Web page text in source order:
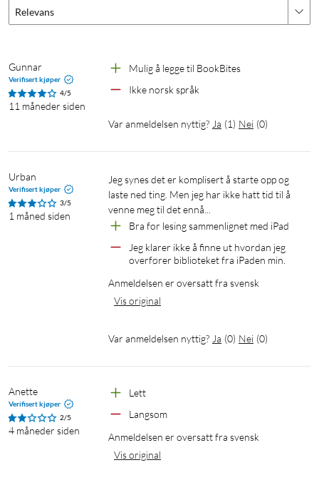
Spesifikasjoner
Skjerm: 6" E Ink Carta 1300
RAM: 2 GB
Lagring: 32 GB intern lagring
Operativsystem: Android 11
Tilkobling: Wi-Fi (2,4 GHz + 5 GHz), Bluetooth 5.0
Frontbelysning: Justerbar med varme og kalde toner
Vekt: 146 g
I pakken
Relevans
Gunnar
Verifisert kjøper
4/5
11 måneder siden
Mulig å legge til BookBites
Ikke norsk språk
Var anmeldelsen nyttig? Ja (1) Nei (0)
Urban
Verifisert kjøper
3/5
1 måned siden
Jeg synes det er komplisert å starte opp og
laste ned ting. Men jeg har ikke hatt tid til å
venne meg til det ennå...
Bra for lesing sammenlignet med iPad
Jeg klarer ikke å finne ut hvordan jeg
overfører biblioteket fra iPaden min.
Anmeldelsen er oversatt fra svensk
Vis original
Var anmeldelsen nyttig? Ja (0) Nei (0)
Anette
Verifisert kjøper
2/5
4 måneder siden
Lett
Langsom
Anmeldelsen er oversatt fra svensk
Vis original